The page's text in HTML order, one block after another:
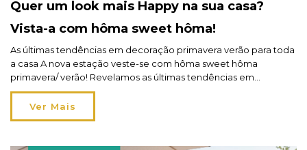
Quer um look mais Happy na sua casa?
Vista-a com hôma sweet hôma!
As últimas tendências em decoração primavera verão para toda
a casa A nova estação veste-se com hôma sweet hôma
primavera/ verão! Revelamos as últimas tendências em
decoração primavera/ verão para toda a casa para obter um
look mais… Happy Home Living! As tendências decorativas
reinventam-se a cada estação e a cada ano, numa acumulação
Ver Mais